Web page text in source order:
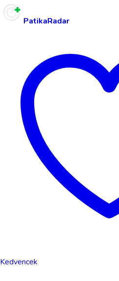
PatikaRadar
Kedvencek